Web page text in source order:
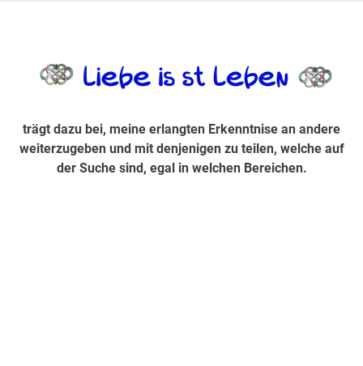
Suche sind, egal in welchen Bereichen.
trägt dazu bei, meine erlangten Erkenntnise an andere
weiterzugeben und mit denjenigen zu teilen, welche auf
der Suche sind, egal in welchen Bereichen.